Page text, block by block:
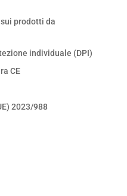
prodotti da
individuale (DPI)
CE
2023/988